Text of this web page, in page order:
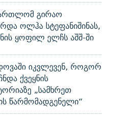
გირაო
ოლჰა სტეფანიშინას,
ყოფილ ელჩს აშშ-ში
იკვლევენ, როგორ
ქვეყნის
„სამხრეთ
წარმომადგენელი“